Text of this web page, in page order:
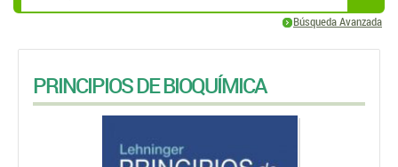
Búsqueda Avanzada
PRINCIPIOS DE BIOQUÍMICA